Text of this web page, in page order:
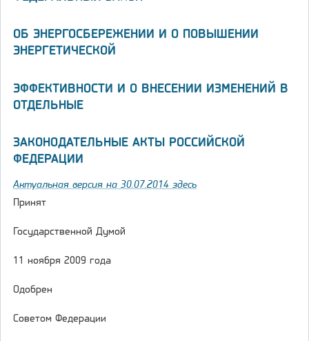
ОБ ЭНЕРГОСБЕРЕЖЕНИИ И О ПОВЫШЕНИИ
ЭНЕРГЕТИЧЕСКОЙ
ЭФФЕКТИВНОСТИ И О ВНЕСЕНИИ ИЗМЕНЕНИЙ В
ОТДЕЛЬНЫЕ
ЗАКОНОДАТЕЛЬНЫЕ АКТЫ РОССИЙСКОЙ
ФЕДЕРАЦИИ
Актуальная версия на 30.07.2014 здесь
Принят
Государственной Думой
11 ноября 2009 года
Одобрен
Советом Федерации